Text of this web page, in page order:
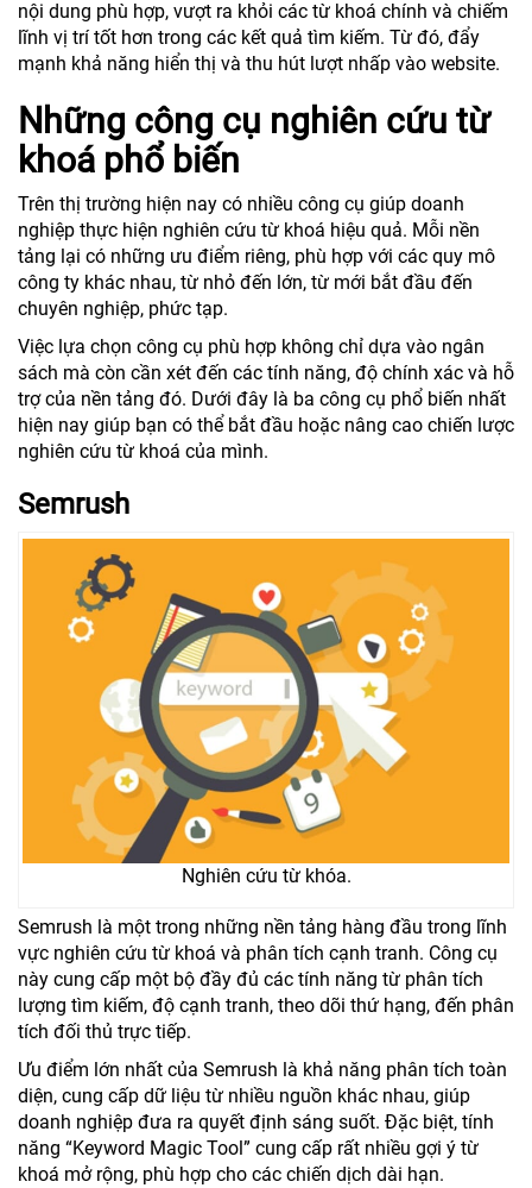
nội dung phù hợp, vượt ra khỏi các từ khoá chính và chiếm
lĩnh vị trí tốt hơn trong các kết quả tìm kiếm. Từ đó, đẩy
mạnh khả năng hiển thị và thu hút lượt nhấp vào website.
Những công cụ nghiên cứu từ
khoá phổ biến
Trên thị trường hiện nay có nhiều công cụ giúp doanh
nghiệp thực hiện nghiên cứu từ khoá hiệu quả. Mỗi nền
tảng lại có những ưu điểm riêng, phù hợp với các quy mô
công ty khác nhau, từ nhỏ đến lớn, từ mới bắt đầu đến
chuyên nghiệp, phức tạp.
Việc lựa chọn công cụ phù hợp không chỉ dựa vào ngân
sách mà còn cần xét đến các tính năng, độ chính xác và hỗ
trợ của nền tảng đó. Dưới đây là ba công cụ phổ biến nhất
hiện nay giúp bạn có thể bắt đầu hoặc nâng cao chiến lược
nghiên cứu từ khoá của mình.
Semrush
Nghiên cứu từ khóa.
Semrush là một trong những nền tảng hàng đầu trong lĩnh
vực nghiên cứu từ khoá và phân tích cạnh tranh. Công cụ
này cung cấp một bộ đầy đủ các tính năng từ phân tích
lượng tìm kiếm, độ cạnh tranh, theo dõi thứ hạng, đến phân
tích đối thủ trực tiếp.
Ưu điểm lớn nhất của Semrush là khả năng phân tích toàn
diện, cung cấp dữ liệu từ nhiều nguồn khác nhau, giúp
doanh nghiệp đưa ra quyết định sáng suốt. Đặc biệt, tính
năng “Keyword Magic Tool” cung cấp rất nhiều gợi ý từ
khoá mở rộng, phù hợp cho các chiến dịch dài hạn.